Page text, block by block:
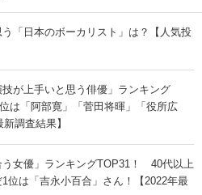
「日本のボーカリスト」は？【人気投
技が上手いと思う俳優」ランキング
は「阿部寛」「菅田将暉」「役所広
調査結果】
う女優」ランキングTOP31！ 40代以上
位は「吉永小百合」さん！【2022年最